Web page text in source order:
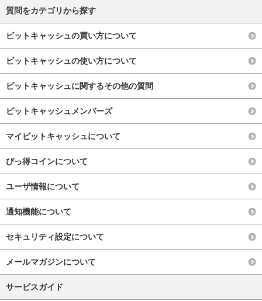
質問をカテゴリから探す
ビットキャッシュの買い方について
ビットキャッシュの使い方について
ビットキャッシュに関するその他の質問
ビットキャッシュメンバーズ
マイビットキャッシュについて
びっ得コインについて
ユーザ情報について
通知機能について
セキュリティ設定について
メールマガジンについて
サービスガイド